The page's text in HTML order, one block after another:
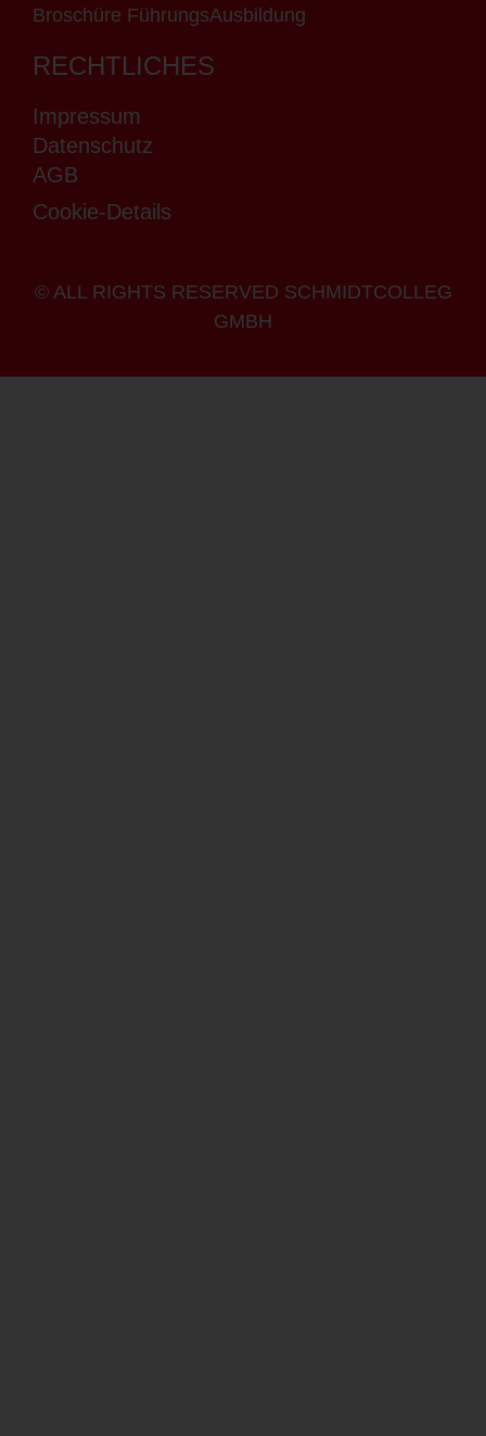
Broschüre FührungsAusbildung
RECHTLICHES
Impressum
Datenschutz
AGB
Cookie-Details
© ALL RIGHTS RESERVED SCHMIDTCOLLEG
GMBH